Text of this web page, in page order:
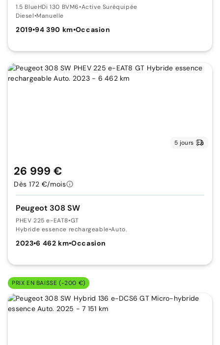
1.5 BlueHDi 130 BVM6•Active Suréquipée
Diesel•Manuelle
2019•94 390 km•Occasion
5 jours
Peugeot 308 SW
PHEV 225 e-EAT8•GT
Hybride essence rechargeable•Auto.
2023•6 462 km•Occasion
26 999 €
Dès 172 €/mois
PRIX EN BAISSE (-200 €)